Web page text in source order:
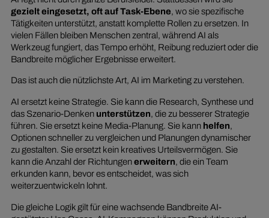
gezielt eingesetzt, oft auf Task-Ebene, wo sie spezifische
Tätigkeiten unterstützt, anstatt komplette Rollen zu ersetzen. In
vielen Fällen bleiben Menschen zentral, während AI als
Werkzeug fungiert, das Tempo erhöht, Reibung reduziert oder die
Bandbreite möglicher Ergebnisse erweitert.
Das ist auch die nützlichste Art, AI im Marketing zu verstehen.
AI ersetzt keine Strategie. Sie kann die Research, Synthese und
das Szenario-Denken unterstützen, die zu besserer Strategie
führen. Sie ersetzt keine Media-Planung. Sie kann helfen,
Optionen schneller zu vergleichen und Planungen dynamischer
zu gestalten. Sie ersetzt kein kreatives Urteilsvermögen. Sie
kann die Anzahl der Richtungenerweitern, die ein Team
erkunden kann, bevor es entscheidet, was sich
weiterzuentwickeln lohnt.
Die gleiche Logik gilt für eine wachsende Bandbreite AI-